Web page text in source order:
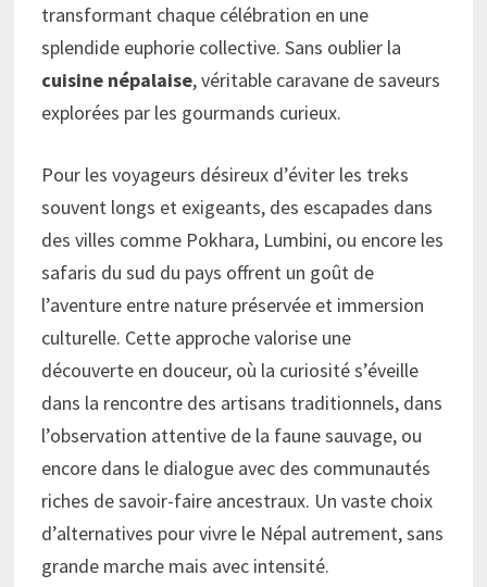
transformant chaque célébration en une
splendide euphorie collective. Sans oublier la
cuisine népalaise, véritable caravane de saveurs
explorées par les gourmands curieux.
Pour les voyageurs désireux d’éviter les treks
souvent longs et exigeants, des escapades dans
des villes comme Pokhara, Lumbini, ou encore les
safaris du sud du pays offrent un goût de
l’aventure entre nature préservée et immersion
culturelle. Cette approche valorise une
découverte en douceur, où la curiosité s’éveille
dans la rencontre des artisans traditionnels, dans
l’observation attentive de la faune sauvage, ou
encore dans le dialogue avec des communautés
riches de savoir-faire ancestraux. Un vaste choix
d’alternatives pour vivre le Népal autrement, sans
grande marche mais avec intensité.